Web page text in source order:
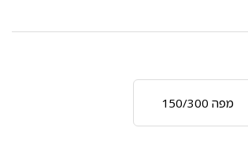
מפה 150/300